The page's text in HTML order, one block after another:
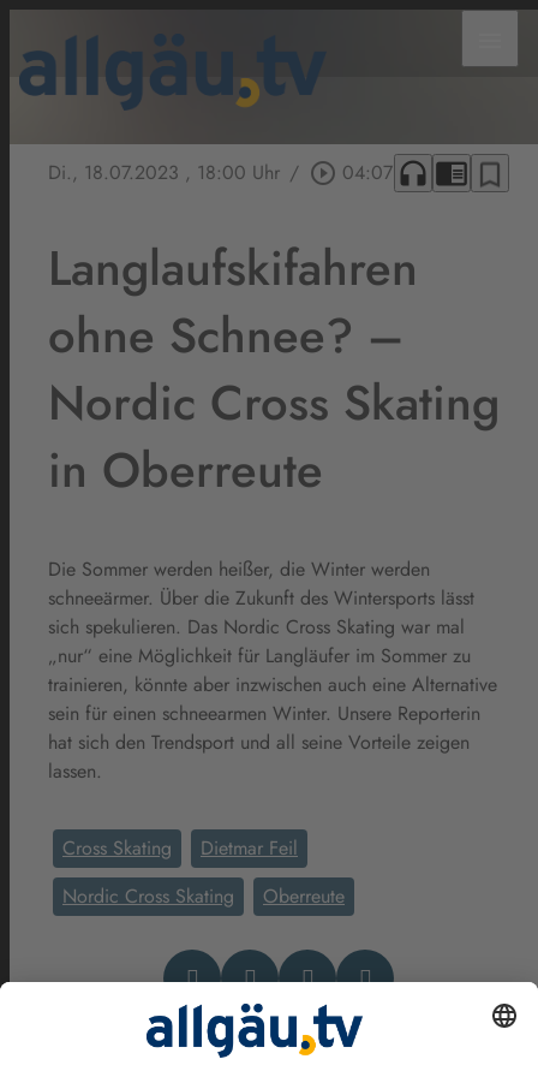
Di., 18.07.2023 , 18:00 Uhr / play_circle_outline 04:07 headphones chrome_reader_mode bookmark_border
Langlaufskifahren
ohne Schnee? –
Nordic Cross Skating
in Oberreute
Die Sommer werden heißer, die Winter werden
schneeärmer. Über die Zukunft des Wintersports lässt
sich spekulieren. Das Nordic Cross Skating war mal
„nur“ eine Möglichkeit für Langläufer im Sommer zu
trainieren, könnte aber inzwischen auch eine Alternative
sein für einen schneearmen Winter. Unsere Reporterin
hat sich den Trendsport und all seine Vorteile zeigen
lassen.
Cross Skating
Dietmar Feil
Nordic Cross Skating
Oberreute